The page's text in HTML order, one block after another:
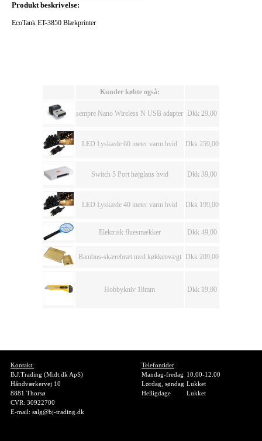
Produkt beskrivelse:
EcoTank ET-3850 Blækprinter
Kunder købte også:
sempre Nano Wireless N USB adapter Dkk 29,00
LED Lyskæde 60 meter varm hvid Dkk 259,00
Switch 5 Port højglans hvid Dkk 39,00
LED Lyskæde 40 meter varm hvid Dkk 199,00
Elektrisk fluesmækker Dkk 49,00
Bambus-skærebræt med køkkenvægt Dkk 209,00
Hobbykniv 18mm Dkk 19,00
Kontakt:
B.J.Trading (Midt.dk ApS)
Håndværkervej 10
8881 Thorsø
CVR: 30922700
E-mail: salg@bj-trading.dk
Telefontider
Mandag-fredag 10.00-12.00
Lørdag, søndag Lukket
Helligdage
Lukket